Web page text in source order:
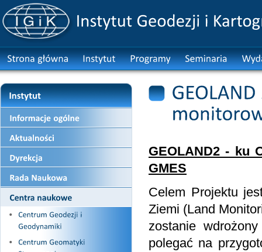
GEOLAND2 - ku
GMES
Celem Projektu
Ziemi (Land
zostanie
polegać na